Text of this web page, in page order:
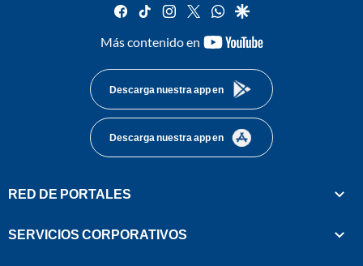
facebook
tiktok instagram
twitterwhatsapp
google
Más contenido en
youtube-
Descarga nuestra app en
Descarga nuestra app en
RED DE PORTALES
SERVICIOS CORPORATIVOS